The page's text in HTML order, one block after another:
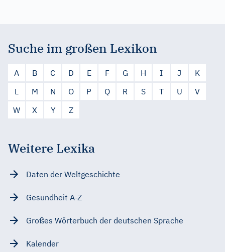
Suche im großen Lexikon
A B C D E F G H I J
K
L
M N O P Q R S T U
V
W
X Y Z
Weitere Lexika
Daten der Weltgeschichte
Gesundheit A-Z
Großes Wörterbuch der deutschen Sprache
Kalender